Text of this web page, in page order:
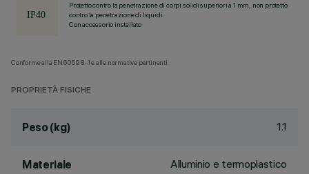
Protetto contro la penetrazione di corpi solidi superiori a 1 mm, non protetto
contro la penetrazione di liquidi.
Con accessorio installato
Conforme alla EN60598-1 e alle normative pertinenti.
PROPRIETÀ FISICHE
Peso (kg) 1.1
Materiale Alluminio e termoplastico